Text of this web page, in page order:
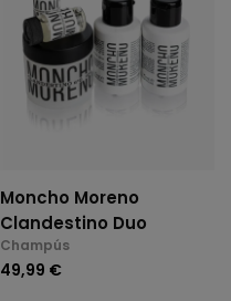
Moncho Moreno
Clandestino Duo
Champús
49,99 €